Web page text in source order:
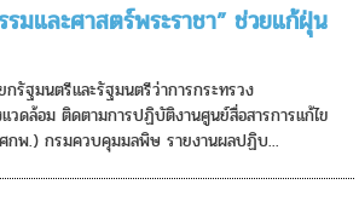
มและศาสตร์พระราชา” ช่วยแก้ฝุ่น
รัฐมนตรีและรัฐมนตรีว่าการกระทรวง
วดล้อม ติดตามการปฏิบัติงานศูนย์สื่อสารการแก้ไข
พ.) กรมควบคุมมลพิษ รายงานผลปฏิบ...